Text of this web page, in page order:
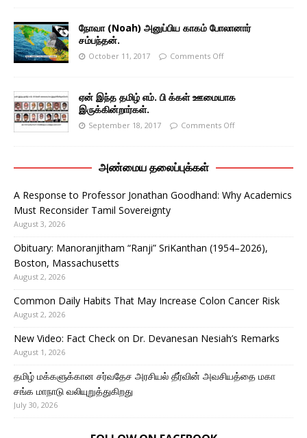
நோவா (Noah) அனுப்பிய காகம் போலானார்
சம்பந்தன்.
October 11, 2017 Comments Off
ஏன் இந்த தமிழ் எம். பி க்கள் ஊமையாக
இருக்கின்றார்கள்.
September 18, 2017 Comments Off
அண்மைய தலைப்புக்கள்
A Response to Professor Jonathan Goodhand: Why Academics
Must Reconsider Tamil Sovereignty
August 3, 2026
Obituary: Manoranjitham “Ranji” SriKanthan (1954–2026),
Boston, Massachusetts
August 2, 2026
Common Daily Habits That May Increase Colon Cancer Risk
August 2, 2026
New Video: Fact Check on Dr. Devanesan Nesiah’s Remarks
August 1, 2026
தமிழ் மக்களுக்கான சர்வதேச அரசியல் தீர்வின் அவசியத்தை மகா
சங்க மாநாடு வலியுறுத்துகிறது
July 30, 2026